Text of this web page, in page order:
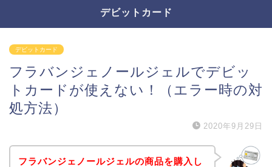
デビットカード
デビットカード
フラバンジェノールジェルでデビッ
トカードが使えない！（エラー時の対
処方法）
2020年9月29日
フラバンジェノールジェルの商品を購入し